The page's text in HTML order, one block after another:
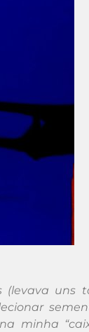
(levava uns
minha